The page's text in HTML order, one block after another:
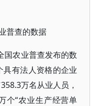
普查的数据
国农业普查发布的数
有法人资格的企业
万名从业人员，
个“农业生产经营单